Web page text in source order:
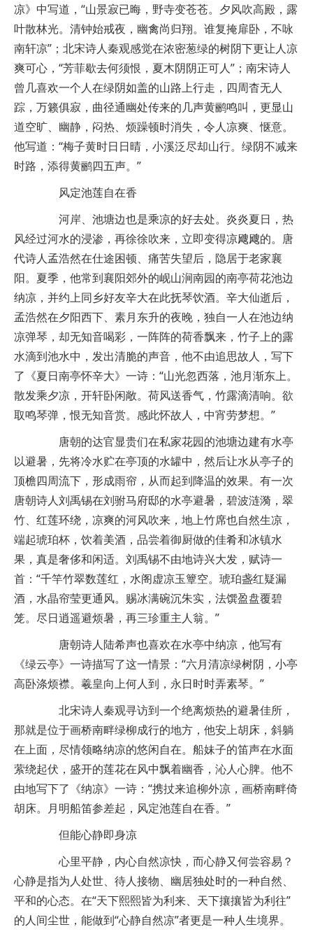
凉》中写道，“山景寂已晦，野寺变苍苍。夕风吹高殿，露
叶散林光。清钟始戒夜，幽禽尚归翔。谁复掩扉卧，不咏
南轩凉”；北宋诗人秦观感觉在浓密葱绿的树阴下更让人凉
爽可心，“芳菲歇去何须恨，夏木阴阴正可人”；南宋诗人
曾几喜欢一个人在绿阴如盖的山路上行走，四周杳无人
踪，万籁俱寂，曲径通幽处传来的几声黄鹂鸣叫，更显山
道空旷、幽静，闷热、烦躁顿时消失，令人凉爽、惬意。
他写道：“梅子黄时日日晴，小溪泛尽却山行。绿阴不减来
时路，添得黄鹂四五声。”
风定池莲自在香
河岸、池塘边也是乘凉的好去处。炎炎夏日，热
风经过河水的浸渗，再徐徐吹来，立即变得凉飕飕的。唐
代诗人孟浩然在仕途困顿、痛苦失望后，隐居于老家襄
阳。夏季，他常到襄阳郊外的岘山涧南园的南亭荷花池边
纳凉，并约上同乡好友辛大在此抚琴饮酒。辛大仙逝后，
孟浩然在夕阳西下、素月东升的夜晚，独自一人在池边纳
凉弹琴，却无知音喝彩，一阵阵的荷香飘来，竹子上的露
水滴到池水中，发出清脆的声音，他不由追思故人，写下
了《夏日南亭怀辛大》一诗：“山光忽西落，池月渐东上。
散发乘夕凉，开轩卧闲敞。荷风送香气，竹露滴清响。欲
取鸣琴弹，恨无知音赏。感此怀故人，中宵劳梦想。”
唐朝的达官显贵们在私家花园的池塘边建有水亭
以避暑，先将冷水贮在亭顶的水罐中，然后让水从亭子的
顶檐四周流下，形成雨帘，从而起到降温的效果。有一次
唐朝诗人刘禹锡在刘驸马府邸的水亭避暑，碧波涟漪，翠
竹、红莲环绕，凉爽的河风吹来，地上竹席也自然生凉，
端起琥珀杯，饮着美酒，品尝着御厨做的佳肴和冰镇水
果，真是奢侈和闲适。刘禹锡不由地诗兴大发，赋诗一
首：“千竿竹翠数莲红，水阁虚凉玉簟空。琥珀盏红疑漏
酒，水晶帘莹更通风。赐冰满碗沉朱实，法馔盈盘覆碧
笼。尽日逍遥避烦暑，再三珍重主人翁。”
唐朝诗人陆希声也喜欢在水亭中纳凉，他写有
《绿云亭》一诗描写了这一情景：“六月清凉绿树阴，小亭
高卧涤烦襟。羲皇向上何人到，永日时时弄素琴。”
北宋诗人秦观寻访到一个绝离烦热的避暑佳所，
那就是位于画桥南畔绿柳成行的地方，他安上胡床，斜躺
在上面，尽情领略纳凉的悠闲自在。船妹子的笛声在水面
萦绕起伏，盛开的莲花在风中飘着幽香，沁人心脾。他不
由地写下了《纳凉》一诗：“携扙来追柳外凉，画桥南畔倚
胡床。月明船笛参差起，风定池莲自在香。”
但能心静即身凉
心里平静，内心自然凉快，而心静又何尝容易？
心静是指为人处世、待人接物、幽居独处时的一种自然、
平和的心态。在“天下熙熙皆为利来、天下攘攘皆为利往”
的人间尘世，能做到“心静自然凉”者更是一种人生境界。